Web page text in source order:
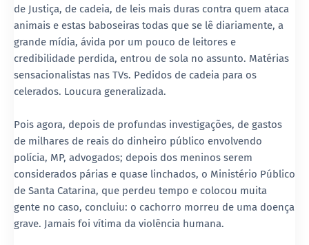
de Justiça, de cadeia, de leis mais duras contra quem ataca
animais e estas baboseiras todas que se lê diariamente, a
grande mídia, ávida por um pouco de leitores e
credibilidade perdida, entrou de sola no assunto. Matérias
sensacionalistas nas TVs. Pedidos de cadeia para os
celerados. Loucura generalizada.
Pois agora, depois de profundas investigações, de gastos
de milhares de reais do dinheiro público envolvendo
polícia, MP, advogados; depois dos meninos serem
considerados párias e quase linchados, o Ministério Público
de Santa Catarina, que perdeu tempo e colocou muita
gente no caso, concluiu: o cachorro morreu de uma doença
grave. Jamais foi vítima da violência humana.